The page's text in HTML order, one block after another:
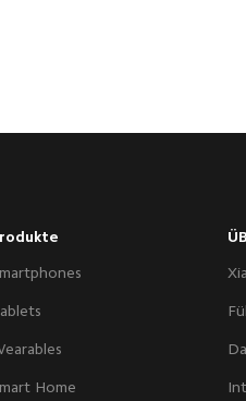
Home